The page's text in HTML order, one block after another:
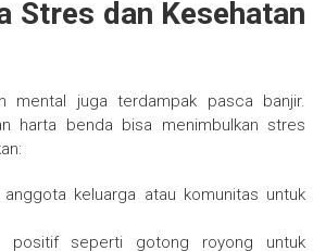
Stres dan Kesehatan
mental juga terdampak pasca banjir.
harta benda bisa menimbulkan stres
keluarga atau komunitas untuk
positif seperti gotong royong untuk